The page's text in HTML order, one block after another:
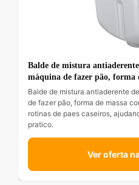
Balde de mistura
máquina de fazer pão, forma
Balde de mistura antiaderente
de fazer pão, forma de massa
rotinas de paes caseiros,
pratico.
Ver oferta